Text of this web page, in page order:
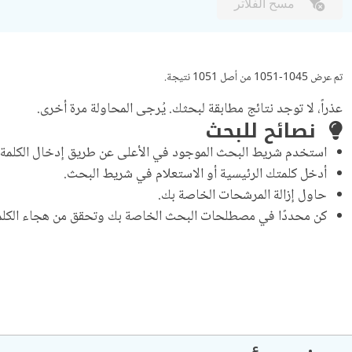
تم عرض 1045-1051 من أصل 1051 نتيجة.
عذراً، لا توجد نتائج مطابقة لبحثك. يُرجى المحاولة مرة أخرى.
نصائح للبحث
استخدم شريط البحث الموجود في الأعلى عن طريق إدخال الكلمة
أدخل كلمتك الرئيسية أو الاستعلام في شريط البحث.
حاول إزالة المرشحات الخاصة بك.
كن محددًا في مصطلحات البحث الخاصة بك وتحقق من هجاء